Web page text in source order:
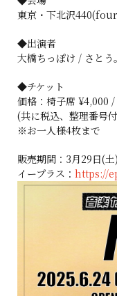
東京・下北沢
◆出演者
大橋ちっぽけ / さと
◆チケット
価格：椅子席 ¥4,000
(共に税込、整理番号
※お一人様4枚まで
販売期間：3月29日(
イープラス： https://